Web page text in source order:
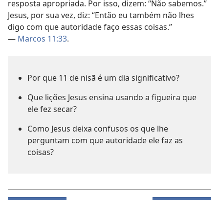
resposta apropriada. Por isso, dizem: “Não sabemos.”
Jesus, por sua vez, diz: “Então eu também não lhes
digo com que autoridade faço essas coisas.”
— Marcos 11:33.
Por que 11 de nisã é um dia significativo?
Que lições Jesus ensina usando a figueira que
ele fez secar?
Como Jesus deixa confusos os que lhe
perguntam com que autoridade ele faz as
coisas?